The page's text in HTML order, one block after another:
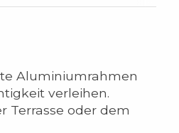
Aluminiumrahmen
verleihen.
Terrasse oder dem